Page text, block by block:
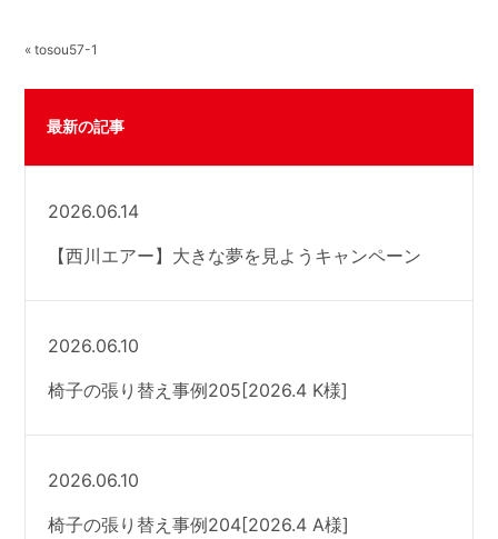
« tosou57-1
最新の記事
2026.06.14
【西川エアー】大きな夢を見ようキャンペーン
2026.06.10
椅子の張り替え事例205[2026.4 K様]
2026.06.10
椅子の張り替え事例204[2026.4 A様]